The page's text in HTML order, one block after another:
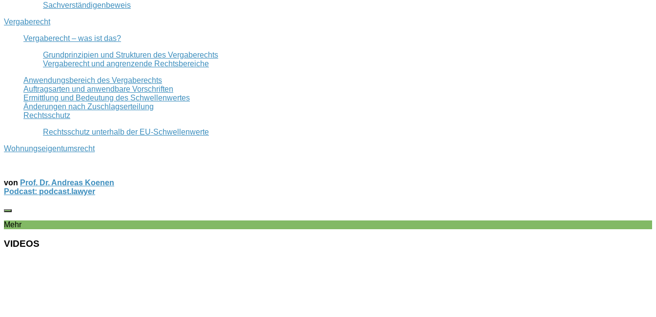
Sachverständigenbeweis
Vergaberecht
Vergaberecht – was ist das?
Grundprinzipien und Strukturen des Vergaberechts
Vergaberecht und angrenzende Rechtsbereiche
Anwendungsbereich des Vergaberechts
Auftragsarten und anwendbare Vorschriften
Ermittlung und Bedeutung des Schwellenwertes
Änderungen nach Zuschlagserteilung
Rechtsschutz
Rechtsschutz unterhalb der EU-Schwellenwerte
Wohnungseigentumsrecht
von Prof. Dr. Andreas Koenen
Podcast: podcast.lawyer
Mehr
VIDEOS